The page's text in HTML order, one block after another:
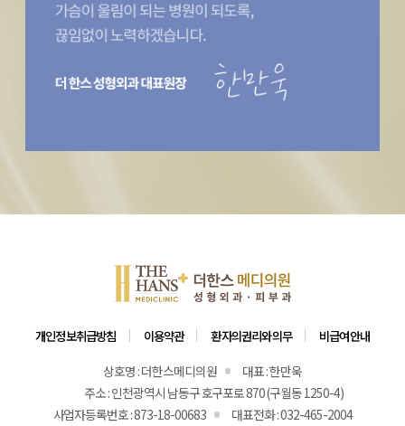
개인정보취급방침 이용약관 환자의권리와의무
비급여안내
상호명 : 더한스메디의원
대표 : 한만욱
주소 : 인천광역시 남동구 호구포로 870 (구월동 1250-4)
사업자등록번호 : 873-18-00683
대표전화 : 032-465-2004